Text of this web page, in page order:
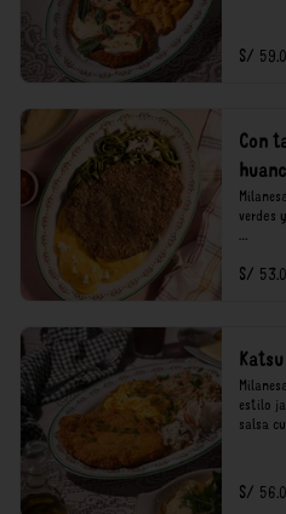
S/
Con
verdes
S/
Katsu
estilo
salsa
S/